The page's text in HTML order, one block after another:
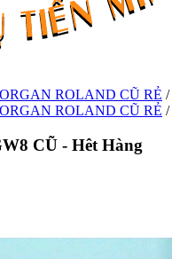
ROLAND CŨ RẺ /
ROLAND CŨ RẺ /
CŨ - Hêt Hàng